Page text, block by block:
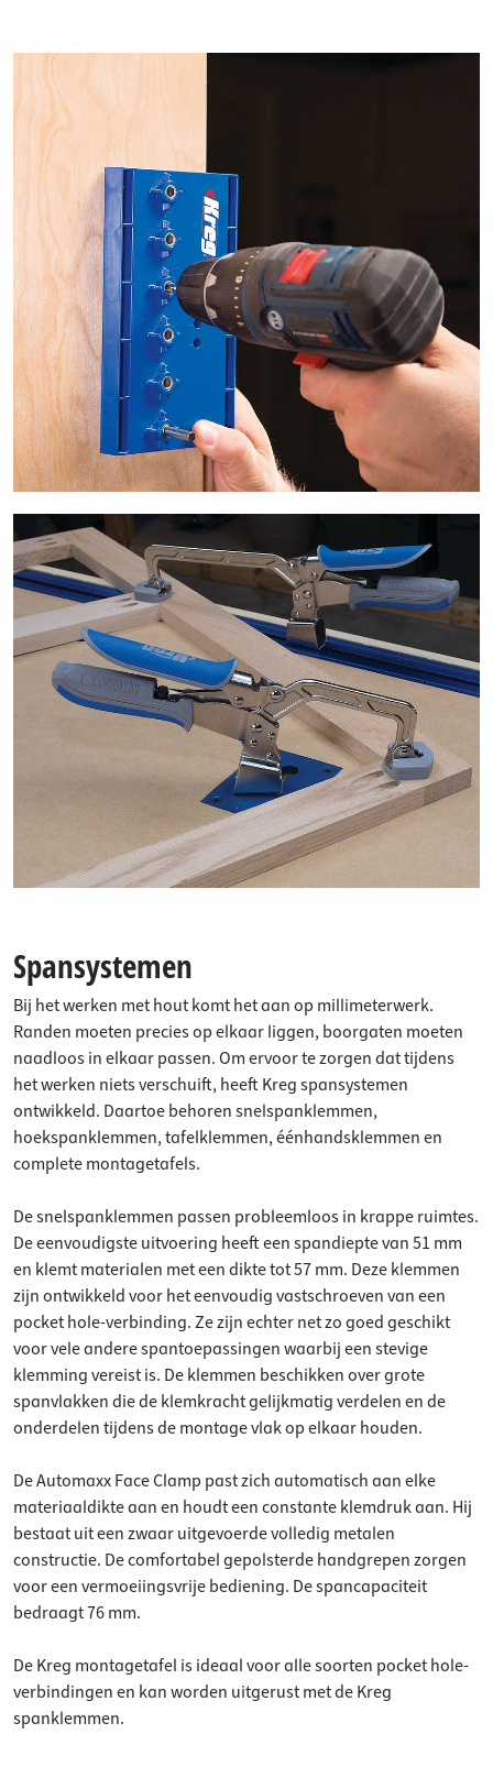
Spansystemen
Bij het werken met hout komt het aan op millimeterwerk.
Randen moeten precies op elkaar liggen, boorgaten moeten
naadloos in elkaar passen. Om ervoor te zorgen dat tijdens
het werken niets verschuift, heeft Kreg spansystemen
ontwikkeld. Daartoe behoren snelspanklemmen,
hoekspanklemmen, tafelklemmen, éénhandsklemmen en
complete montagetafels.
De snelspanklemmen passen probleemloos in krappe ruimtes.
De eenvoudigste uitvoering heeft een spandiepte van 51 mm
en klemt materialen met een dikte tot 57 mm. Deze klemmen
zijn ontwikkeld voor het eenvoudig vastschroeven van een
pocket hole-verbinding. Ze zijn echter net zo goed geschikt
voor vele andere spantoepassingen waarbij een stevige
klemming vereist is. De klemmen beschikken over grote
spanvlakken die de klemkracht gelijkmatig verdelen en de
onderdelen tijdens de montage vlak op elkaar houden.
De Automaxx Face Clamp past zich automatisch aan elke
materiaaldikte aan en houdt een constante klemdruk aan. Hij
bestaat uit een zwaar uitgevoerde volledig metalen
constructie. De comfortabel gepolsterde handgrepen zorgen
voor een vermoeiingsvrije bediening. De spancapaciteit
bedraagt 76 mm.
De Kreg montagetafel is ideaal voor alle soorten pocket hole-
verbindingen en kan worden uitgerust met de Kreg
spanklemmen.